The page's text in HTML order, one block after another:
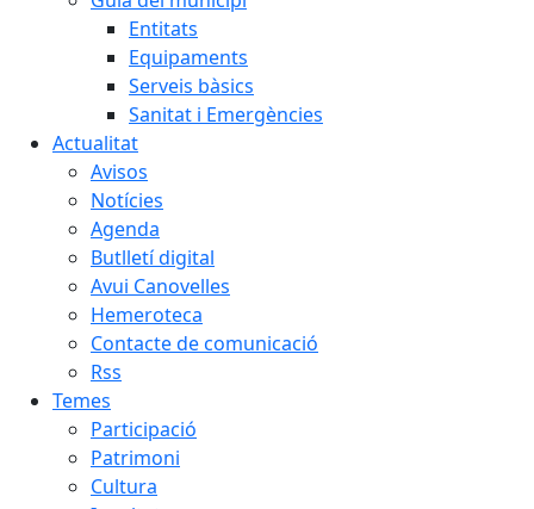
Entitats
Equipaments
Serveis bàsics
Sanitat i Emergències
Actualitat
Avisos
Notícies
Agenda
Butlletí digital
Avui Canovelles
Hemeroteca
Contacte de comunicació
Rss
Temes
Participació
Patrimoni
Cultura